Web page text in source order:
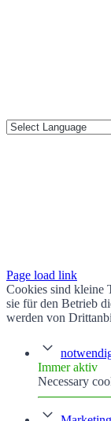
Page load link
Cookies sind kleine
sie für den Betrieb
werden von
Immer aktiv
Necessary